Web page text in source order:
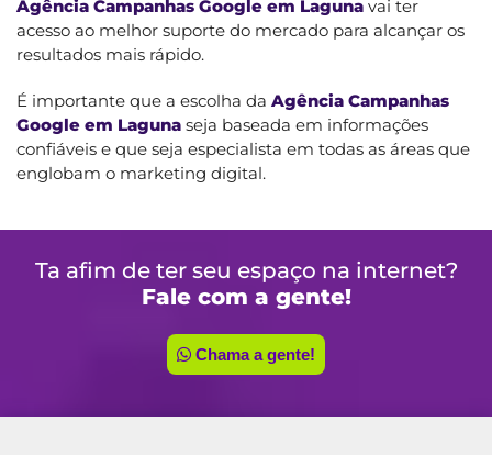
Agência Campanhas Google em Laguna vai ter
acesso ao melhor suporte do mercado para alcançar os
resultados mais rápido.
É importante que a escolha da Agência Campanhas
Google em Laguna seja baseada em informações
confiáveis e que seja especialista em todas as áreas que
englobam o marketing digital.
Ta afim de ter seu espaço na internet?
Fale com a gente!
Chama a gente!